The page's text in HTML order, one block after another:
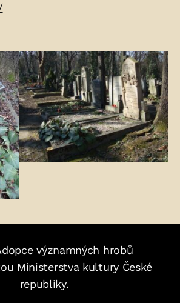
významných hrobů
Ministerstva kultury České
republiky.